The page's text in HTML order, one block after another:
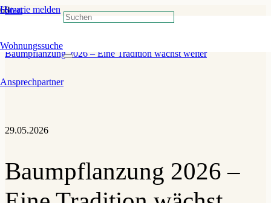
Havarie melden
Wohnungssuche
Ansprechpartner
Start
»
Baumpflanzung 2026 – Eine Tradition wächst weiter
29.05.2026
Baumpflanzung 2026 –